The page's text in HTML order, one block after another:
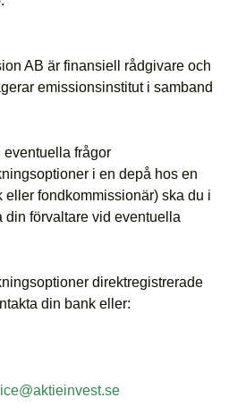
AB är finansiell rådgivare och
emissionsinstitut i samband
eventuella frågor
i en depå hos en
eller fondkommissionär) ska du i
din förvaltare vid eventuella
direktregistrerade
din bank eller: